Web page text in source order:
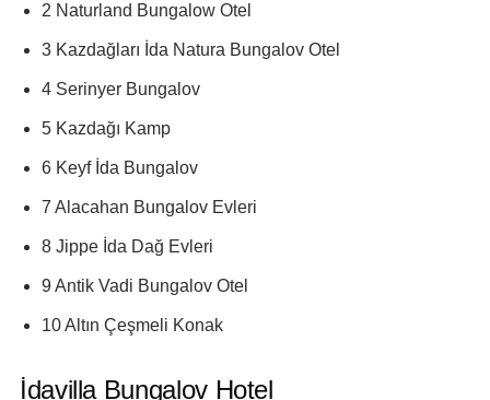
2 Naturland Bungalow Otel
3 Kazdağları İda Natura Bungalov Otel
4 Serinyer Bungalov
5 Kazdağı Kamp
6 Keyf İda Bungalov
7 Alacahan Bungalov Evleri
8 Jippe İda Dağ Evleri
9 Antik Vadi Bungalov Otel
10 Altın Çeşmeli Konak
İdavilla Bungalov Hotel